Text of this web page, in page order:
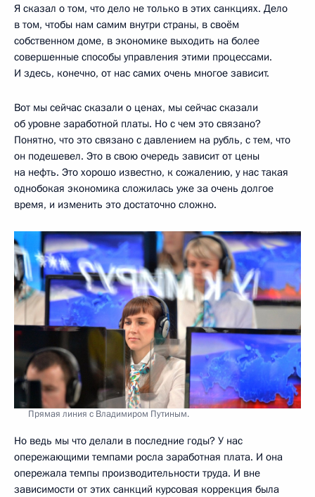
Я сказал о том, что дело не только в этих санкциях. Дело
в том, чтобы нам самим внутри страны, в своём
собственном доме, в экономике выходить на более
совершенные способы управления этими процессами.
И здесь, конечно, от нас самих очень многое зависит.
Вот мы сейчас сказали о ценах, мы сейчас сказали
об уровне заработной платы. Но с чем это связано?
Понятно, что это связано с давлением на рубль, с тем, что
он подешевел. Это в свою очередь зависит от цены
на нефть. Это хорошо известно, к сожалению, у нас такая
однобокая экономика сложилась уже за очень долгое
время, и изменить это достаточно сложно.
Прямая линия с Владимиром Путиным.
Но ведь мы что делали в последние годы? У нас
опережающими темпами росла заработная плата. И она
опережала темпы производительности труда. И вне
зависимости от этих санкций курсовая коррекция была